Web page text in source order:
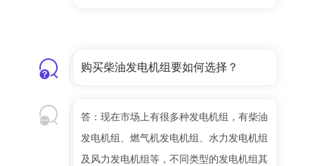
购买柴油发电机组要如何选择？
答：现在市场上有很多种发电机组，有柴油
发电机组、燃气机发电机组、水力发电机组
及风力发电机组等，不同类型的发电机组其